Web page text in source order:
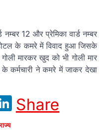
नम्बर 12 और प्रेमिका वार्ड नम्बर
के कमरे में विवाद हुआ जिसके
मारकर खुद को भी गोली मार
कर्मचारी ने कमरे में जाकर देखा
LinkedIn
Share
राज्य